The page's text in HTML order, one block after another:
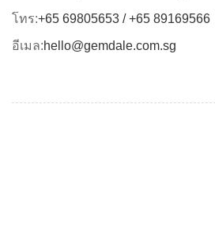
โทร:+65 69805653 / +65 89169566
อีเมล:hello@gemdale.com.sg